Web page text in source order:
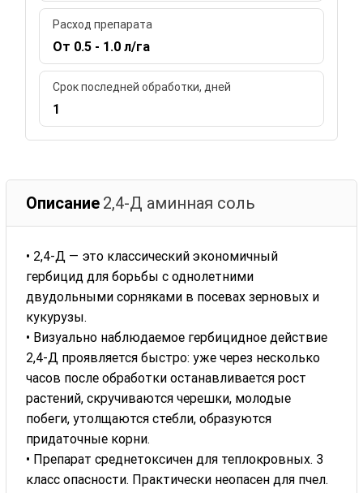
Расход препарата
От 0.5 - 1.0 л/га
Срок последней обработки, дней
1
Описание 2,4-Д аминная соль
• 2,4-Д — это классический экономичный
гербицид для борьбы с однолетними
двудольными сорняками в посевах зерновых и
кукурузы.
• Визуально наблюдаемое гербицидное действие
2,4-Д проявляется быстро: уже через несколько
часов после обработки останавливается рост
растений, скручиваются черешки, молодые
побеги, утолщаются стебли, образуются
придаточные корни.
• Препарат среднетоксичен для теплокровных. 3
класс опасности. Практически неопасен для пчел.